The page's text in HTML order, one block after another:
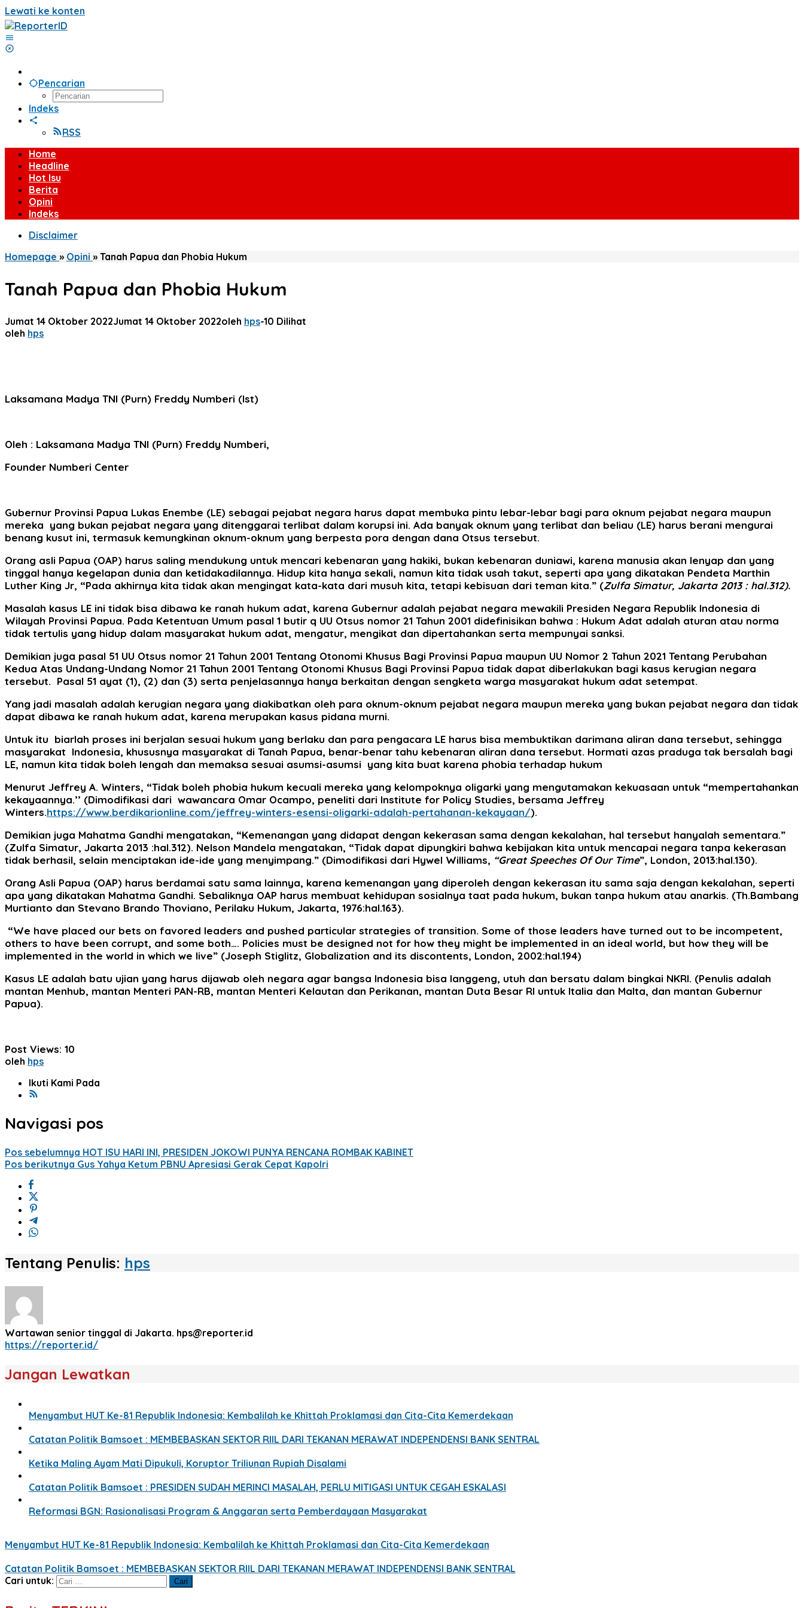
Lewati ke konten
Pencarian
Indeks
RSS
Home
Headline
Hot Isu
Berita
Opini
Indeks
Disclaimer
Homepage » Opini » Tanah Papua dan Phobia Hukum
Tanah Papua dan Phobia Hukum
Jumat 14 Oktober 2022Jumat 14 Oktober 2022oleh hps-10 Dilihat
oleh hps
Laksamana Madya TNI (Purn) Freddy Numberi (Ist)
Oleh : Laksamana Madya TNI (Purn) Freddy Numberi,
Founder Numberi Center
Gubernur Provinsi Papua Lukas Enembe (LE) sebagai pejabat negara harus dapat membuka pintu lebar-lebar bagi para oknum pejabat negara maupun
mereka yang bukan pejabat negara yang ditenggarai terlibat dalam korupsi ini. Ada banyak oknum yang terlibat dan beliau (LE) harus berani mengurai
benang kusut ini, termasuk kemungkinan oknum-oknum yang berpesta pora dengan dana Otsus tersebut.
Orang asli Papua (OAP) harus saling mendukung untuk mencari kebenaran yang hakiki, bukan kebenaran duniawi, karena manusia akan lenyap dan yang
tinggal hanya kegelapan dunia dan ketidakadilannya. Hidup kita hanya sekali, namun kita tidak usah takut, seperti apa yang dikatakan Pendeta Marthin
Luther King Jr, “Pada akhirnya kita tidak akan mengingat kata-kata dari musuh kita, tetapi kebisuan dari teman kita.” (Zulfa Simatur, Jakarta 2013 : hal.312).
Masalah kasus LE ini tidak bisa dibawa ke ranah hukum adat, karena Gubernur adalah pejabat negara mewakili Presiden Negara Republik Indonesia di
Wilayah Provinsi Papua. Pada Ketentuan Umum pasal 1 butir q UU Otsus nomor 21 Tahun 2001 didefinisikan bahwa : Hukum Adat adalah aturan atau norma
tidak tertulis yang hidup dalam masyarakat hukum adat, mengatur, mengikat dan dipertahankan serta mempunyai sanksi.
Demikian juga pasal 51 UU Otsus nomor 21 Tahun 2001 Tentang Otonomi Khusus Bagi Provinsi Papua maupun UU Nomor 2 Tahun 2021 Tentang Perubahan
Kedua Atas Undang-Undang Nomor 21 Tahun 2001 Tentang Otonomi Khusus Bagi Provinsi Papua tidak dapat diberlakukan bagi kasus kerugian negara
tersebut. Pasal 51 ayat (1), (2) dan (3) serta penjelasannya hanya berkaitan dengan sengketa warga masyarakat hukum adat setempat.
Yang jadi masalah adalah kerugian negara yang diakibatkan oleh para oknum-oknum pejabat negara maupun mereka yang bukan pejabat negara dan tidak
dapat dibawa ke ranah hukum adat, karena merupakan kasus pidana murni.
Untuk itu biarlah proses ini berjalan sesuai hukum yang berlaku dan para pengacara LE harus bisa membuktikan darimana aliran dana tersebut, sehingga
masyarakat Indonesia, khususnya masyarakat di Tanah Papua, benar-benar tahu kebenaran aliran dana tersebut. Hormati azas praduga tak bersalah bagi
LE, namun kita tidak boleh lengah dan memaksa sesuai asumsi-asumsi yang kita buat karena phobia terhadap hukum
Menurut Jeffrey A. Winters, “Tidak boleh phobia hukum kecuali mereka yang kelompoknya oligarki yang mengutamakan kekuasaan untuk “mempertahankan
kekayaannya.’’ (Dimodifikasi dari wawancara Omar Ocampo, peneliti dari Institute for Policy Studies, bersama Jeffrey
Winters.https://www.berdikarionline.com/jeffrey-winters-esensi-oligarki-adalah-pertahanan-kekayaan/).
Demikian juga Mahatma Gandhi mengatakan, “Kemenangan yang didapat dengan kekerasan sama dengan kekalahan, hal tersebut hanyalah sementara.”
(Zulfa Simatur, Jakarta 2013 :hal.312). Nelson Mandela mengatakan, “Tidak dapat dipungkiri bahwa kebijakan kita untuk mencapai negara tanpa kekerasan
tidak berhasil, selain menciptakan ide-ide yang menyimpang.” (Dimodifikasi dari Hywel Williams, “Great Speeches Of Our Time”, London, 2013:hal.130).
Orang Asli Papua (OAP) harus berdamai satu sama lainnya, karena kemenangan yang diperoleh dengan kekerasan itu sama saja dengan kekalahan, seperti
apa yang dikatakan Mahatma Gandhi. Sebaliknya OAP harus membuat kehidupan sosialnya taat pada hukum, bukan tanpa hukum atau anarkis. (Th.Bambang
Murtianto dan Stevano Brando Thoviano, Perilaku Hukum, Jakarta, 1976:hal.163).
“We have placed our bets on favored leaders and pushed particular strategies of transition. Some of those leaders have turned out to be incompetent,
others to have been corrupt, and some both…. Policies must be designed not for how they might be implemented in an ideal world, but how they will be
implemented in the world in which we live” (Joseph Stiglitz, Globalization and its discontents, London, 2002:hal.194)
Kasus LE adalah batu ujian yang harus dijawab oleh negara agar bangsa Indonesia bisa langgeng, utuh dan bersatu dalam bingkai NKRI. (Penulis adalah
mantan Menhub, mantan Menteri PAN-RB, mantan Menteri Kelautan dan Perikanan, mantan Duta Besar RI untuk Italia dan Malta, dan mantan Gubernur
Papua).
Post Views: 10
oleh hps
Ikuti Kami Pada
Navigasi pos
Pos sebelumnya HOT ISU HARI INI, PRESIDEN JOKOWI PUNYA RENCANA ROMBAK KABINET
Pos berikutnya Gus Yahya Ketum PBNU Apresiasi Gerak Cepat Kapolri
Tentang Penulis: hps
Wartawan senior tinggal di Jakarta. hps@reporter.id
https://reporter.id/
Jangan Lewatkan
Menyambut HUT Ke-81 Republik Indonesia: Kembalilah ke Khittah Proklamasi dan Cita-Cita Kemerdekaan
Catatan Politik Bamsoet : MEMBEBASKAN SEKTOR RIIL DARI TEKANAN MERAWAT INDEPENDENSI BANK SENTRAL
Ketika Maling Ayam Mati Dipukuli, Koruptor Triliunan Rupiah Disalami
Catatan Politik Bamsoet : PRESIDEN SUDAH MERINCI MASALAH, PERLU MITIGASI UNTUK CEGAH ESKALASI
Reformasi BGN: Rasionalisasi Program & Anggaran serta Pemberdayaan Masyarakat
Menyambut HUT Ke-81 Republik Indonesia: Kembalilah ke Khittah Proklamasi dan Cita-Cita Kemerdekaan
Catatan Politik Bamsoet : MEMBEBASKAN SEKTOR RIIL DARI TEKANAN MERAWAT INDEPENDENSI BANK SENTRAL
Cari untuk: